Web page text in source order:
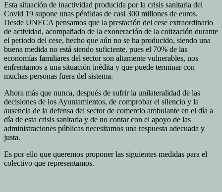
Esta situación de inactividad producida por la crisis sanitaria del
Covid 19 supone unas pérdidas de casi 300 millones de euros.
Desde UNECA pensamos que la prestación del cese extraordinario
de actividad, acompañado de la exoneración de la cotización durante
el periodo del cese, hecho que aún no se ha producido, siendo una
buena medida no está siendo suficiente, pues el 70% de las
economías familiares del sector son altamente vulnerables, nos
enfrentamos a una situación inédita y que puede terminar con
muchas personas fuera del sistema.
Ahora más que nunca, después de sufrir la unilateralidad de las
decisiones de los Ayuntamientos, de comprobar el silencio y la
ausencia de la defensa del sector de comercio ambulante en el día a
día de esta crisis sanitaria y de no contar con el apoyo de las
administraciones públicas necesitamos una respuesta adecuada y
justa.
Es por ello que queremos proponer las siguientes medidas para el
colectivo que representamos.